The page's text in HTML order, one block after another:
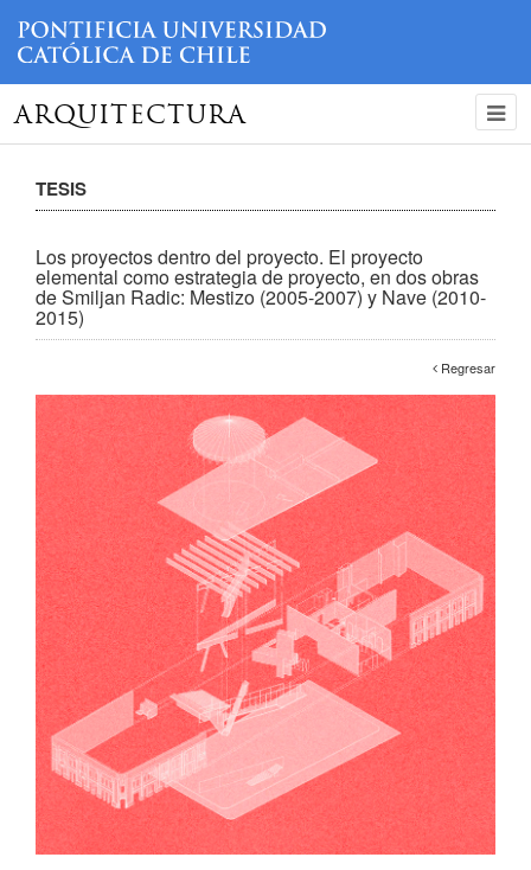
ARQUITECTURA
TESIS
Los proyectos dentro del proyecto. El proyecto
elemental como estrategia de proyecto, en dos obras
de Smiljan Radic: Mestizo (2005-2007) y Nave (2010-
2015)
Regresar